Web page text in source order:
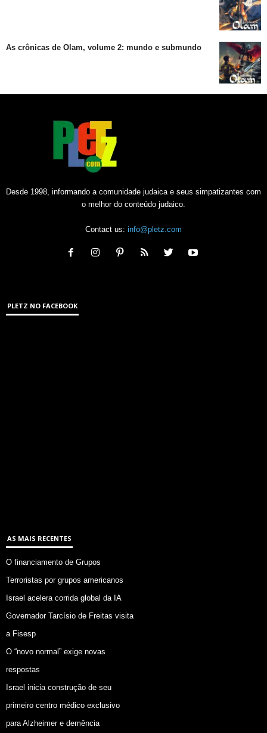
As crônicas de Olam, volume 2: mundo e submundo
Desde 1998, informando a comunidade judaica e seus simpatizantes com
o melhor do conteúdo judaico.
Contact us: info@pletz.com
PLETZ NO FACEBOOK
AS MAIS RECENTES
O financiamento de Grupos
Terroristas por grupos americanos
Israel acelera corrida global da IA
Governador Tarcísio de Freitas visita
a Fisesp
O “novo normal” exige novas
respostas
Israel inicia construção de seu
primeiro centro médico exclusivo
para Alzheimer e demência